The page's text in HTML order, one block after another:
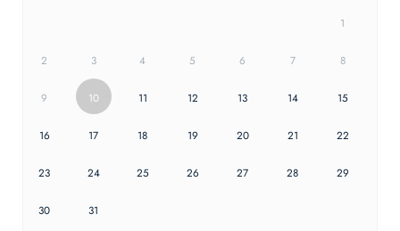
1
2 3 4 5 6 7 8
9 10 11 12 13 14 15
16 17 18 19 20 21 22
23 24 25 26 27 28 29
30 31